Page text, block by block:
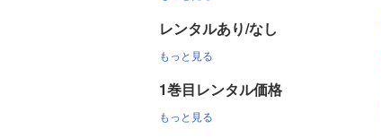
レンタルあり/なし
もっと見る
1巻目レンタル価格
もっと見る